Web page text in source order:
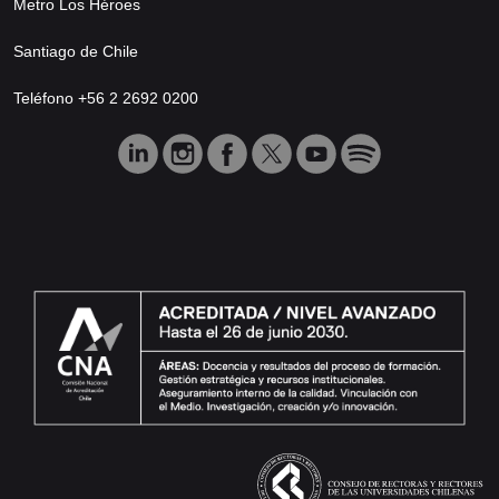
Metro Los Héroes
Santiago de Chile
Teléfono +56 2 2692 0200